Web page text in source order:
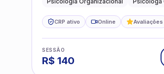
CRP ativo Online Avaliações
SESSÃO
R$ 140